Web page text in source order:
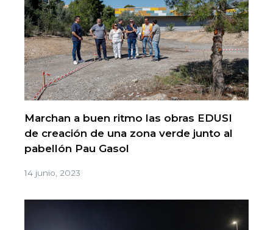
Marchan a buen ritmo las obras EDUSI
de creación de una zona verde junto al
pabellón Pau Gasol
14 junio, 2023